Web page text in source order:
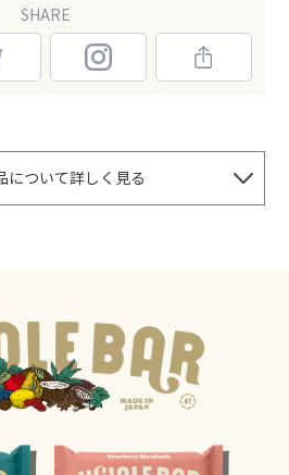
SHARE
について詳しく見る